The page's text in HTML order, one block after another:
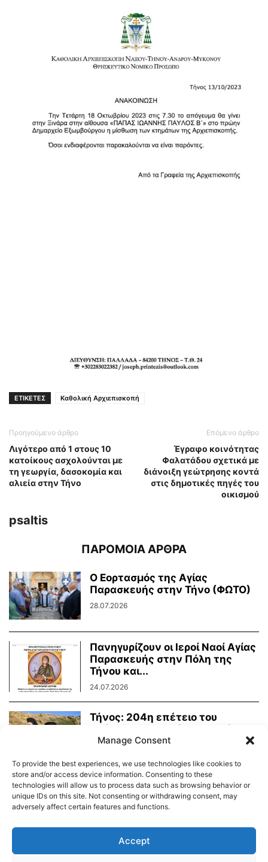
ΕΤΙΚΕΤΕΣ Καθολική Αρχιεπισκοπή
Προηγούμενο άρθρο
Λιγότερο από 1 στους 10
κατοίκους ασχολούνται με
τη γεωργία, δασοκομία και
αλιεία στην Τήνο
Επόμενο άρθρο
Έγραφο κοινότητας
Φαλατάδου σχετικά με
διάνοιξη γεώτρησης κοντά
στις δημοτικές πηγές του
οικισμού
psaltis
ΠΑΡΟΜΟΙΑ ΑΡΘΡΑ
Ο Εορτασμός της Αγίας
Παρασκευής στην Τήνο (ΦΩΤΟ)
28.07.2026
Πανηγυρίζουν οι Ιεροί Ναοί Αγίας
Παρασκευής στην Πόλη της
Τήνου και...
24.07.2026
Τήνος: 204η επέτειο του
Οράματος της Αγίας Πελαγίας
24.07.2026
Δημοτικό Λιμενικό Ταμείο Τήνου – Άνδρου
Manage Consent
To provide the best experiences, we use technologies like cookies to
store and/or access device information. Consenting to these
technologies will allow us to process data such as browsing behavior or
unique IDs on this site. Not consenting or withdrawing consent, may
adversely affect certain features and functions.
Accept